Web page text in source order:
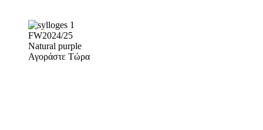
FW2024/25
Natural purple
Αγοράστε Τώρα